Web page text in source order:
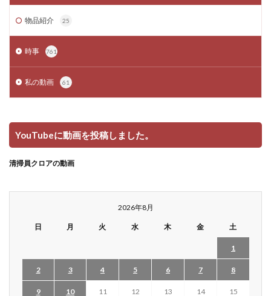
物品紹介 25
時事 761
私の動画 61
YouTubeに動画を投稿しました。
清掃員クロアの動画
2026年8月
日 月 火 水 木 金 土
1
2 3 4 5 6 7 8
9 10 11 12 13 14 15